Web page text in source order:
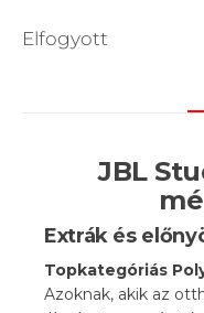
Elfogyott
JBL
Extrák és
Topkategóriás
Azoknak, akik az